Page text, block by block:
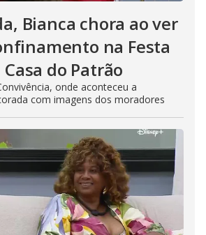
Bianca chora ao ver
na Festa
do Patrão
onde aconteceu a
com imagens dos moradores